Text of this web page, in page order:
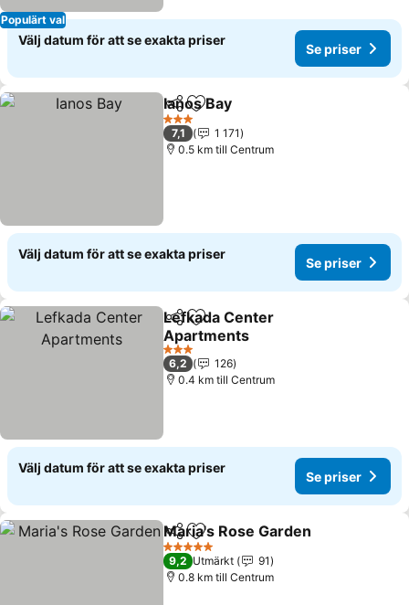
Populärt val
Välj datum för att se exakta priser
Se priser
Dela Lägg till i Mina Favoriter
Ianos Bay
3 Stjärnor
7,1
1 171
0.5 km till Centrum
Välj datum för att se exakta priser
Se priser
Dela Lägg till i Mina Favoriter
Lefkada Center
Apartments
3 Stjärnor
6,2
126
0.4 km till Centrum
Välj datum för att se exakta priser
Se priser
Dela Lägg till i Mina Favoriter
Maria's Rose Garden
5 Stjärnor
9,2 Utmärkt
91
0.8 km till Centrum